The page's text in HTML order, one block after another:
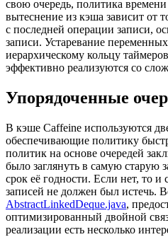
свою очередь, политика
вытеснение из кэша зависит от
с последней операции записи,
записи. Устаревание
иерархическому кольцу
эффективно реализуются со
Упорядоченные
В кэше Caffeine используются
обеспечивающие политику
политик на основе очередей
было заглянуть в самую старую
срок её годности. Если нет, то и
записей не должен был истечь.
AbstractLinkedDeque.java,
оптимизированный двойной
реализации есть несколько